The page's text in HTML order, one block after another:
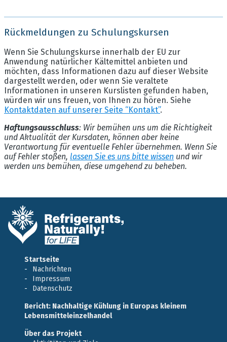
Rückmeldungen zu Schulungskursen
Wenn Sie Schulungskurse innerhalb der EU zur
Anwendung natürlicher Kältemittel anbieten und
möchten, dass Informationen dazu auf dieser Website
dargestellt werden, oder wenn Sie veraltete
Informationen in unseren Kurslisten gefunden haben,
würden wir uns freuen, von Ihnen zu hören. Siehe
Kontaktdaten auf unserer Seite “Kontakt”.
Haftungsausschluss: Wir bemühen uns um die Richtigkeit
und Aktualität der Kursdaten, können aber keine
Verantwortung für eventuelle Fehler übernehmen. Wenn Sie
auf Fehler stoßen, lassen Sie es uns bitte wissen und wir
werden uns bemühen, diese umgehend zu beheben.
Startseite
Nachrichten
Impressum
Datenschutz
Bericht: Nachhaltige Kühlung in Europas kleinem
Lebensmitteleinzelhandel
Über das Projekt